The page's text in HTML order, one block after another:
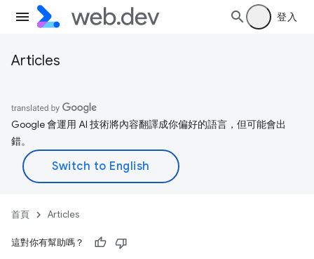
登入
Articles
Google 會運用 AI 技術將內容翻譯成你偏好的語言，但可能會出
錯。
首頁 Articles
這對你有幫助嗎？